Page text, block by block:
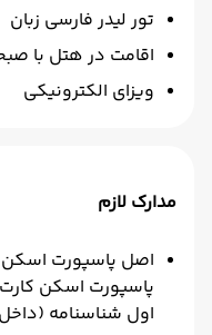
تور لیدر فارسی زبان
اقامت در هتل با
ویزای الکترونیکی
مدارک لازم
اصل پاسپورت
پاسپورت اسکن
اول شناسنامه